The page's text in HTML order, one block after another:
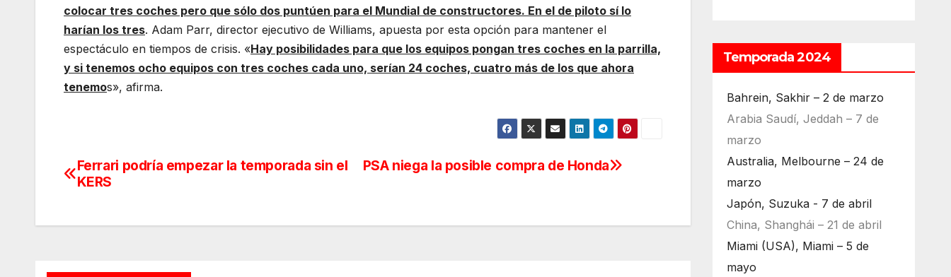
colocar tres coches pero que sólo dos puntúen para el Mundial de constructores. En el de piloto sí lo
harían los tres. Adam Parr, director ejecutivo de Williams, apuesta por esta opción para mantener el
espectáculo en tiempos de crisis. «Hay posibilidades para que los equipos pongan tres coches en la parrilla,
y si tenemos ocho equipos con tres coches cada uno, serían 24 coches, cuatro más de los que ahora
tenemos», afirma.
Navegación
entradas
PSA niega la posible compra de Honda
Ferrari podría empezar la temporada sin el
KERS
Temporada 2024
Bahrein, Sakhir – 2 de marzo
Arabia Saudí, Jeddah – 7 de
marzo
Australia, Melbourne – 24 de
marzo
Japón, Suzuka - 7 de abril
China, Shanghái – 21 de abril
Miami (USA), Miami – 5 de
mayo